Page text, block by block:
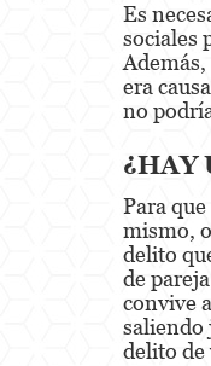
Es
sociales
era
no
¿HAY
Para
mismo,
delito
de
convive
saliendo
delito de